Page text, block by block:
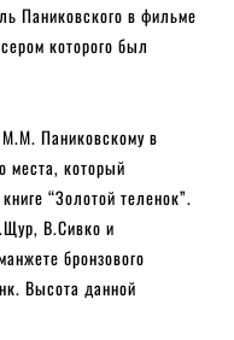
Паниковского в фильме
которого был
Паниковскому в
места, который
“Золотой теленок”.
В.Сивко и
бронзового
Высота данной